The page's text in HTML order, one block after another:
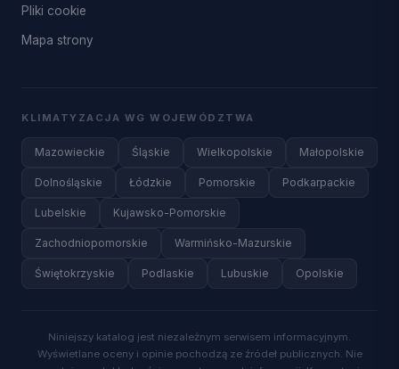
Pliki cookie
Mapa strony
KLIMATYZACJA WG WOJEWÓDZTWA
Mazowieckie Śląskie Wielkopolskie Małopolskie
Dolnośląskie Łódzkie Pomorskie Podkarpackie
Lubelskie Kujawsko-Pomorskie
Zachodniopomorskie Warmińsko-Mazurskie
Świętokrzyskie Podlaskie Lubuskie Opolskie
Niniejszy katalog jest niezależnym serwisem informacyjnym.
Wyświetlane oceny i opinie pochodzą ze źródeł publicznych. Nie